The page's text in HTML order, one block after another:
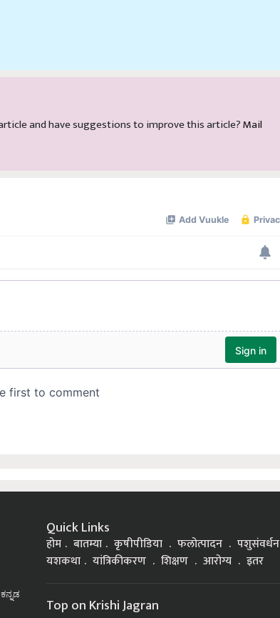
and have suggestions to improve this article? Mail
ಕನ್ನಡ
Quick Links
होम बातम्या कृषीपीडिया फलोत्पादन पशुसंवर्धन
यशकथा
यांत्रिकीकरण शिक्षण आरोग्य इतर
Top on Krishi Jagran